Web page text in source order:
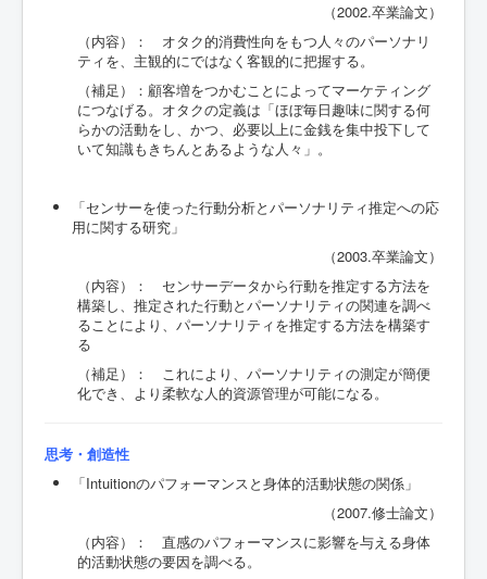
（2002.卒業論文）
（内容）： オタク的消費性向をもつ人々のパーソナリ
ティを、主観的にではなく客観的に把握する。
（補足）：顧客増をつかむことによってマーケティング
につなげる。オタクの定義は「ほぼ毎日趣味に関する何
らかの活動をし、かつ、必要以上に金銭を集中投下して
いて知識もきちんとあるような人々」。
「センサーを使った行動分析とパーソナリティ推定への応
用に関する研究」
（2003.卒業論文）
（内容）： センサーデータから行動を推定する方法を
構築し、推定された行動とパーソナリティの関連を調べ
ることにより、パーソナリティを推定する方法を構築す
る
（補足）： これにより、パーソナリティの測定が簡便
化でき、より柔軟な人的資源管理が可能になる。
思考・創造性
「Intuitionのパフォーマンスと身体的活動状態の関係」
（2007.修士論文）
（内容）： 直感のパフォーマンスに影響を与える身体
的活動状態の要因を調べる。